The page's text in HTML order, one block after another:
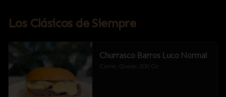
Los Clásicos de Siempre
Churrasco Barros Luco Normal
Carne , Queso , 200 Gr.